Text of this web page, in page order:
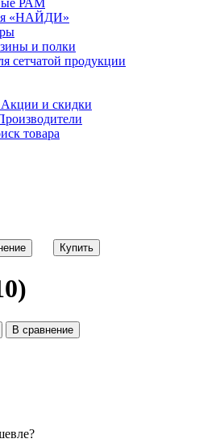
РАМ
«НАЙДИ»
и полки
сетчатой продукции
Акции и скидки
товара
Купить
В сравнение